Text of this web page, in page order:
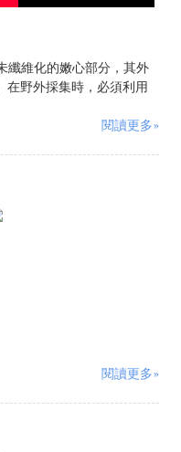
纖維化的嫩心部分，其外
在野外採集時，必須利用
閱讀更多»
閱讀更多»